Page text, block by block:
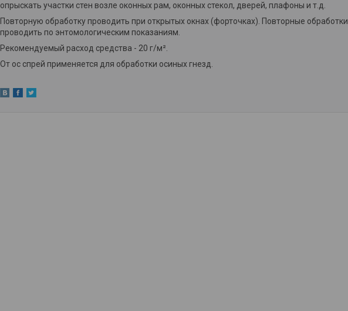
опрыскать участки стен возле оконных рам, оконных стекол, дверей, плафоны и т.д.
Повторную обработку проводить при открытых окнах (форточках). Повторные обработки
проводить по энтомологическим показаниям.
Рекомендуемый расход средства - 20 г/м².
От ос спрей применяется для обработки осиных гнезд.